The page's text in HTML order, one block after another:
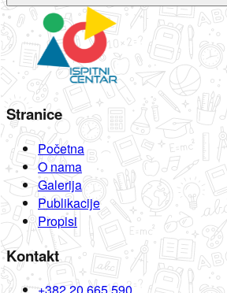
Stranice
Početna
O nama
Galerija
Publikacije
Propisi
Kontakt